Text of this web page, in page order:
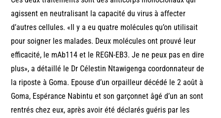
agissent en neutralisant la capacité du virus à affecter
d’autres cellules. «Il y a eu quatre molécules qu’on utilisait
pour soigner les malades. Deux molécules ont prouvé leur
efficacité, le mAb114 et le REGN-EB3. Je ne peux pas en dire
plus», a détaillé le Dr Célestin Ntawigenga coordonnateur de
la riposte à Goma. Epouse d’un orpailleur décédé le 2 août à
Goma, Espérance Nabintu et son garçonnet âgé d’un an sont
rentrés chez eux, après avoir été déclarés guéris par les